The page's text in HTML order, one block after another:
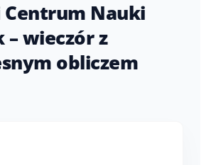
Centrum Nauki
– wieczór z
obliczem